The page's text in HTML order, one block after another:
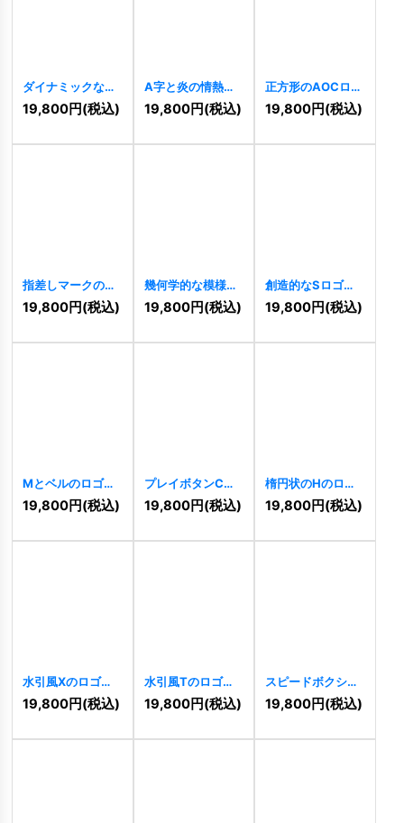
ダイナミックな恐
竜ロゴ[10225]
19,800円(税込)
A字と炎の情熱的
ロゴ[10787]
19,800円(税込)
正方形のAOCロゴ
[8706]
19,800円(税込)
指差しマークのロ
ゴ 8821]
19,800円(税込)
幾何学的な模様が
美しいロゴ
9248
19,800円(税込)
創造的なSロゴ
[9250]
19,800円(税込)
Mとベルのロゴ
[5562]
19,800円(税込)
プレイボタンCロ
ゴ[ 5746]
19,800円(税込)
楕円状のHのロゴ
[9203]
19,800円(税込)
水引風Xのロゴ
[9191]
19,800円(税込)
水引風Tのロゴ
[9189]
19,800円(税込)
スピードボクシン
ググローブのロゴ
9104
19,800円(税込)